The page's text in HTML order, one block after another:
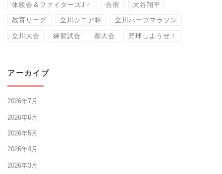
体験会＆ファイターズJｒ 合宿 大谷翔平
教育リーグ 立川シニア杯 立川ハーフマラソン
立川大会 練習試合 都大会 野球しようぜ！
アーカイブ
2026年7月
2026年6月
2026年5月
2026年4月
2026年3月